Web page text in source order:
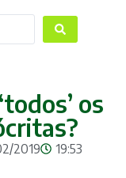
os
2019 19:53